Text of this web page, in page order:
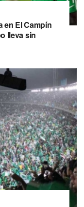
en El Campín
lleva sin